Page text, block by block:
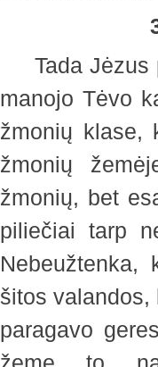
3.
Tada Jėzus
manojo Tėvo
žmonių klase,
žmonių
žmonių, bet
piliečiai tarp
šitos
paragavo